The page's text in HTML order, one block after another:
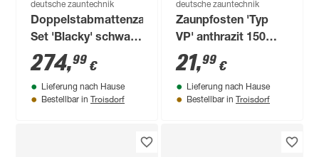
deutsche zauntechnik
Doppelstabmattenzaun-
Set 'Blacky' schwarz
800 x 100 cm
274,99 €
Lieferung nach Hause
Bestellbar in Troisdorf
deutsche zauntechnik
Zaunpfosten 'Typ
VP' anthrazit 150
cm, für
Zaunelemente bis
103 cm Höhe
21,99 €
Lieferung nach Hause
Bestellbar in Troisdorf